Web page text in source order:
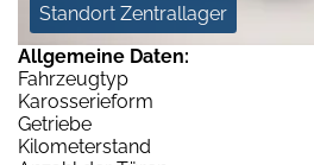
Standort Zentrallager
Allgemeine Daten:
Fahrzeugtyp
Karosserieform
Getriebe
Kilometerstand